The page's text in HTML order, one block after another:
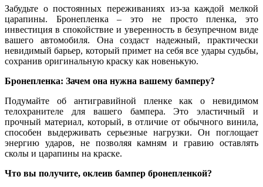
Забудьте о постоянных переживаниях из-за каждой мелкой
царапины. Бронепленка – это не просто пленка, это
инвестиция в спокойствие и уверенность в безупречном виде
вашего автомобиля. Она создаст надежный, практически
невидимый барьер, который примет на себя все удары судьбы,
сохранив оригинальную краску как новенькую.
Бронепленка: Зачем она нужна вашему бамперу?
Подумайте об антигравийной пленке как о невидимом
телохранителе для вашего бампера. Это эластичный и
прочный материал, который, в отличие от обычного винила,
способен выдерживать серьезные нагрузки. Он поглощает
энергию ударов, не позволяя камням и гравию оставлять
сколы и царапины на краске.
Что вы получите, оклеив бампер бронепленкой?